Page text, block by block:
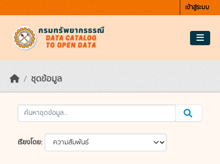
เข้าสู่ระบบ
ชุดข้อมูล
เรียงโดย